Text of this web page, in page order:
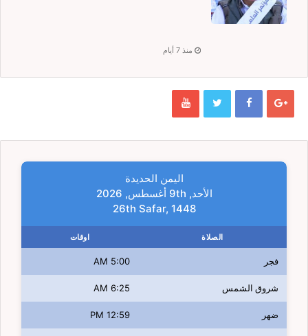
منذ 7 أيام
اليمن الحديدة
الأحد, 9th أغسطس, 2026
26th Safar, 1448
الصلاة اوقات
فجر 5:00 AM
شروق الشمس 6:25 AM
ضهر 12:59 PM